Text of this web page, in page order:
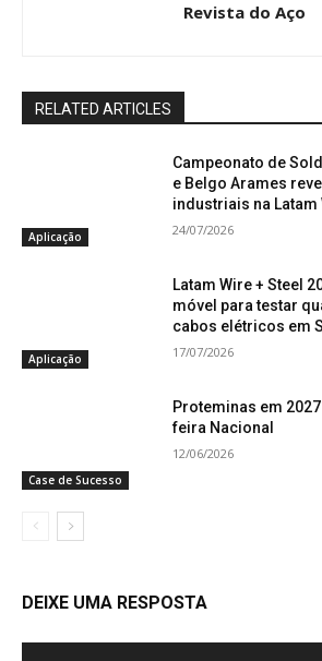
Revista do Aço
RELATED ARTICLES
Aplicação
Campeonato de
e Belgo Arames
industriais na Latam
24/07/2026
Aplicação
Latam Wire + Steel
móvel para testar
cabos elétricos em
17/07/2026
Case de Sucesso
Proteminas em
feira Nacional
12/06/2026
DEIXE UMA RESPOSTA